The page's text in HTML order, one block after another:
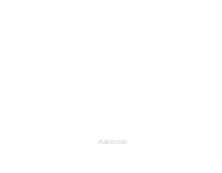
PUBLICIDAD